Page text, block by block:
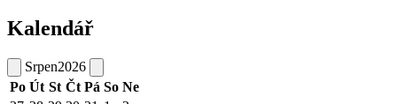
Kalendář
Srpen2026
Po Út St Čt Pá So Ne